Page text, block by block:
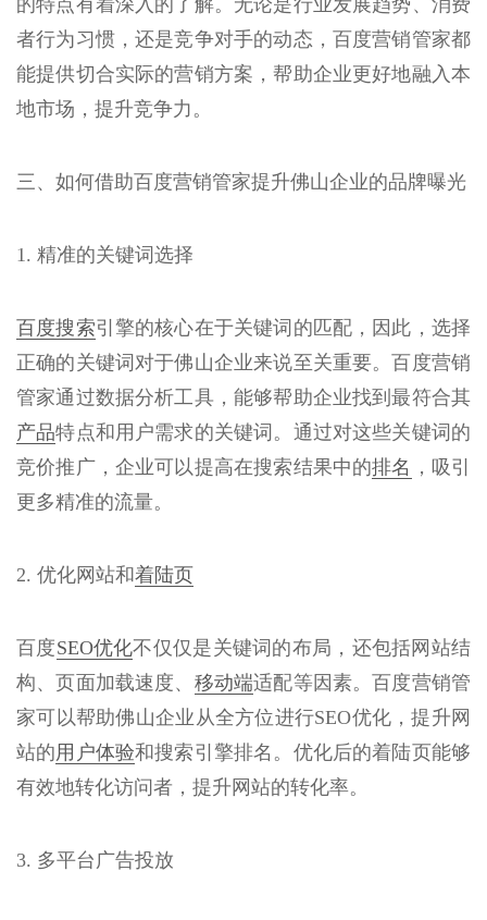
者行为习惯，还是竞争对手的动态，百度营销管家都
能提供切合实际的营销方案，帮助企业更好地融入本
地市场，提升竞争力。
三、如何借助百度营销管家提升佛山企业的品牌曝光
1. 精准的关键词选择
百度搜索引擎的核心在于关键词的匹配，因此，选择
正确的关键词对于佛山企业来说至关重要。百度营销
管家通过数据分析工具，能够帮助企业找到最符合其
产品特点和用户需求的关键词。通过对这些关键词的
竞价推广，企业可以提高在搜索结果中的排名 ，吸引
更多精准的流量。
2. 优化网站和着陆页
百度SEO优化不仅仅是关键词的布局，还包括网站结
构、页面加载速度、 移动端适配等因素。百度营销管
家可以帮助佛山企业从全方位进行SEO优化，提升网
站的用户体验和搜索引擎排名。优化后的着陆页能够
有效地转化访问者，提升网站的转化率。
3. 多平台广告投放